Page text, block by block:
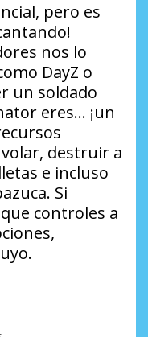
pero es
nos lo
DayZ o
un soldado
eres… ¡un
destruir a
e incluso
Si
controles a